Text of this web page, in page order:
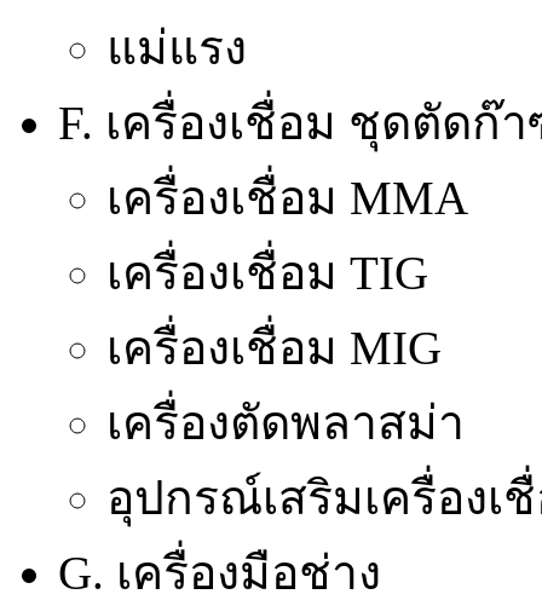
แม่แรง
F. เครื่องเชื่อม ชุดตัดก๊
เครื่องเชื่อม MMA
เครื่องเชื่อม TIG
เครื่องเชื่อม MIG
เครื่องตัดพลาสม่า
อุปกรณ์เสริมเครื่องเ
G. เครื่องมือช่าง